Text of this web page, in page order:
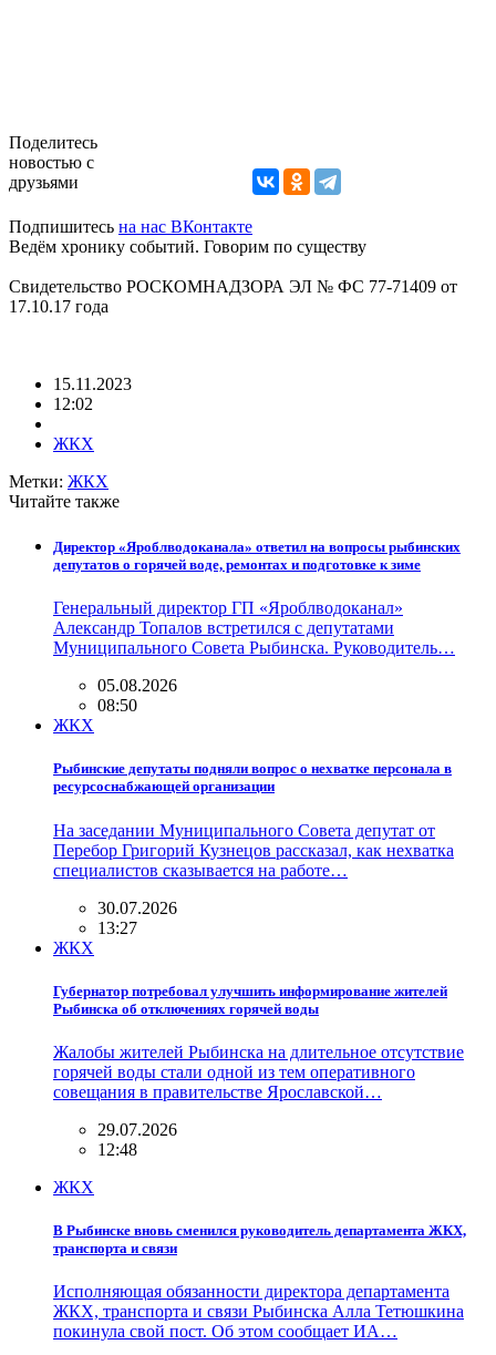
Поделитесь
новостью с
друзьями
Подпишитесь на нас ВКонтакте
Ведём хронику событий. Говорим по существу
Свидетельство РОСКОМНАДЗОРА ЭЛ № ФС 77-71409 от
17.10.17 года
15.11.2023
12:02
ЖКХ
Метки: ЖКХ
Читайте также
Директор «Яроблводоканала» ответил на вопросы рыбинских
депутатов о горячей воде, ремонтах и подготовке к зиме
Генеральный директор ГП «Яроблводоканал»
Александр Топалов встретился с депутатами
Муниципального Совета Рыбинска. Руководитель…
05.08.2026
08:50
ЖКХ
Рыбинские депутаты подняли вопрос о нехватке персонала в
ресурсоснабжающей организации
На заседании Муниципального Совета депутат от
Перебор Григорий Кузнецов рассказал, как нехватка
специалистов сказывается на работе…
30.07.2026
13:27
ЖКХ
Губернатор потребовал улучшить информирование жителей
Рыбинска об отключениях горячей воды
Жалобы жителей Рыбинска на длительное отсутствие
горячей воды стали одной из тем оперативного
совещания в правительстве Ярославской…
29.07.2026
12:48
ЖКХ
В Рыбинске вновь сменился руководитель департамента ЖКХ,
транспорта и связи
Исполняющая обязанности директора департамента
ЖКХ, транспорта и связи Рыбинска Алла Тетюшкина
покинула свой пост. Об этом сообщает ИА…